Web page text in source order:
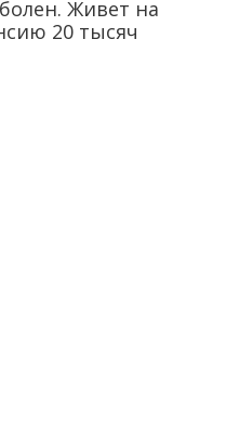
Живет на
20 тысяч